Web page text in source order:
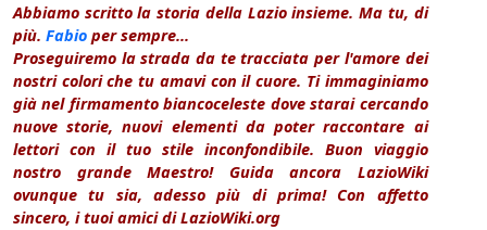
Abbiamo scritto la storia della Lazio insieme. Ma tu, di
più. Fabio per sempre...
Proseguiremo la strada da te tracciata per l'amore dei
nostri colori che tu amavi con il cuore. Ti immaginiamo
già nel firmamento biancoceleste dove starai cercando
nuove storie, nuovi elementi da poter raccontare ai
lettori con il tuo stile inconfondibile. Buon viaggio
nostro grande Maestro! Guida ancora LazioWiki
ovunque tu sia, adesso più di prima! Con affetto
sincero, i tuoi amici di LazioWiki.org